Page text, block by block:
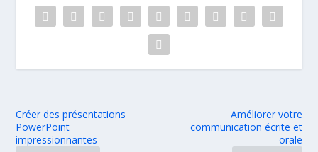
Créer des présentations
PowerPoint
impressionnantes
Améliorer votre
communication écrite et
orale